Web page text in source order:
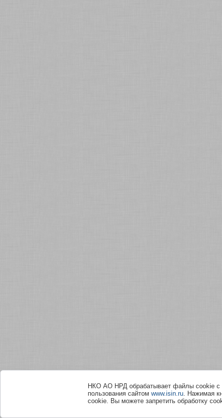
НКО АО НРД обрабатывает файлы сookie с
пользования сайтомwww.isin.ru. Нажимая
cookie. Вы можете запретить обработку